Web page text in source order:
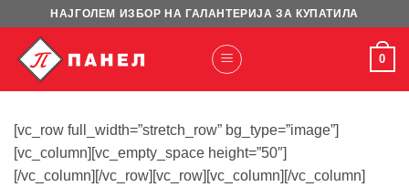
content
НАЈГОЛЕМ ИЗБОР НА ГАЛАНТЕРИЈА ЗА КУПАТИЛА
0
[vc_row full_width=”stretch_row” bg_type=”image”]
[vc_column][vc_empty_space height=”50″]
[/vc_column][/vc_row][vc_row][vc_column][/vc_column]